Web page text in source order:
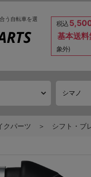
う自転車を選
税込
基本送料
象外)
クパーツ シフト・ブ